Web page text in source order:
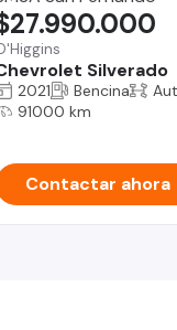
Silverado
2021 Bencina
91000 km
Contactar ahora